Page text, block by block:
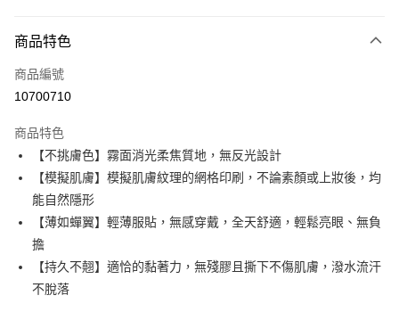
POYA支付
信用卡一次付款
LINE Pay
Apple Pay
街口支付
悠遊付
Google Pay
商品特色
商品編號
10700710
商品特色
【不挑膚色】霧面消光柔焦質地，無反光設計
【模擬肌膚】模擬肌膚紋理的網格印刷，不論素顏或上妝後，均
能自然隱形
【薄如蟬翼】輕薄服貼，無感穿戴，全天舒適，輕鬆亮眼、無負
擔
【持久不翹】適恰的黏著力，無殘膠且撕下不傷肌膚，潑水流汗
不脫落